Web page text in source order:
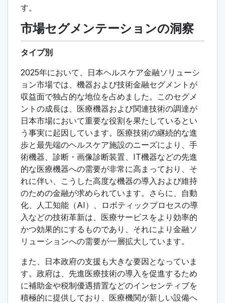
す。
市場セグメンテーションの洞察
タイプ別
2025年において、日本ヘルスケア金融ソリューシ
ョン市場では、機器および技術金融セグメントが
収益面で独占的な地位を占めました。このセグメ
ントの成長は、医療機器および関連技術の調達が
日本市場において重要な役割を果たしているとい
う事実に起因しています。医療技術の継続的な進
歩と最先端のヘルスケア施設のニーズにより、手
術機器、診断・画像診断装置、IT機器などの先進
的な医療機器への需要が非常に高まっており、そ
れに伴い、こうした高度な機器の導入および維持
のための金融が求められています。さらに、自動
化、人工知能（AI）、ロボティックプロセスの導
入などの技術革新は、医療サービスをより効率的
かつ効果的にするものであり、それにより金融ソ
リューションへの需要が一層拡大しています。
また、日本政府の支援も大きな要因となっていま
す。政府は、先進医療技術の導入を促進するため
に補助金や税制優遇措置などのインセンティブを
積極的に提供しており、医療機関が新しい設備へ